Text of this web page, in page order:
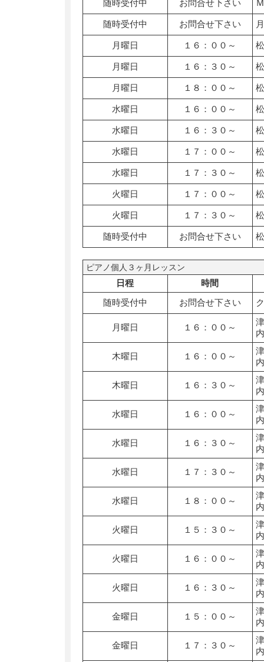
随時受付中 お問合せ下さい
随時受付中 お問合せ下さい
月曜日 １６：００～
月曜日 １６：３０～
月曜日 １８：００～
水曜日 １６：００～
水曜日 １６：３０～
水曜日 １７：００～
水曜日 １７：３０～
火曜日 １７：００～
火曜日 １７：３０～
随時受付中 お問合せ下さい
ピアノ個人３ヶ月レッスン
日程
時間
随時受付中
お問合せ下さい
月曜日 １６：００～
木曜日 １６：００～
木曜日 １６：３０～
水曜日 １６：００～
水曜日 １６：３０～
水曜日 １７：３０～
水曜日 １８：００～
火曜日 １５：３０～
火曜日 １６：００～
火曜日 １６：３０～
金曜日 １５：００～
金曜日 １７：３０～